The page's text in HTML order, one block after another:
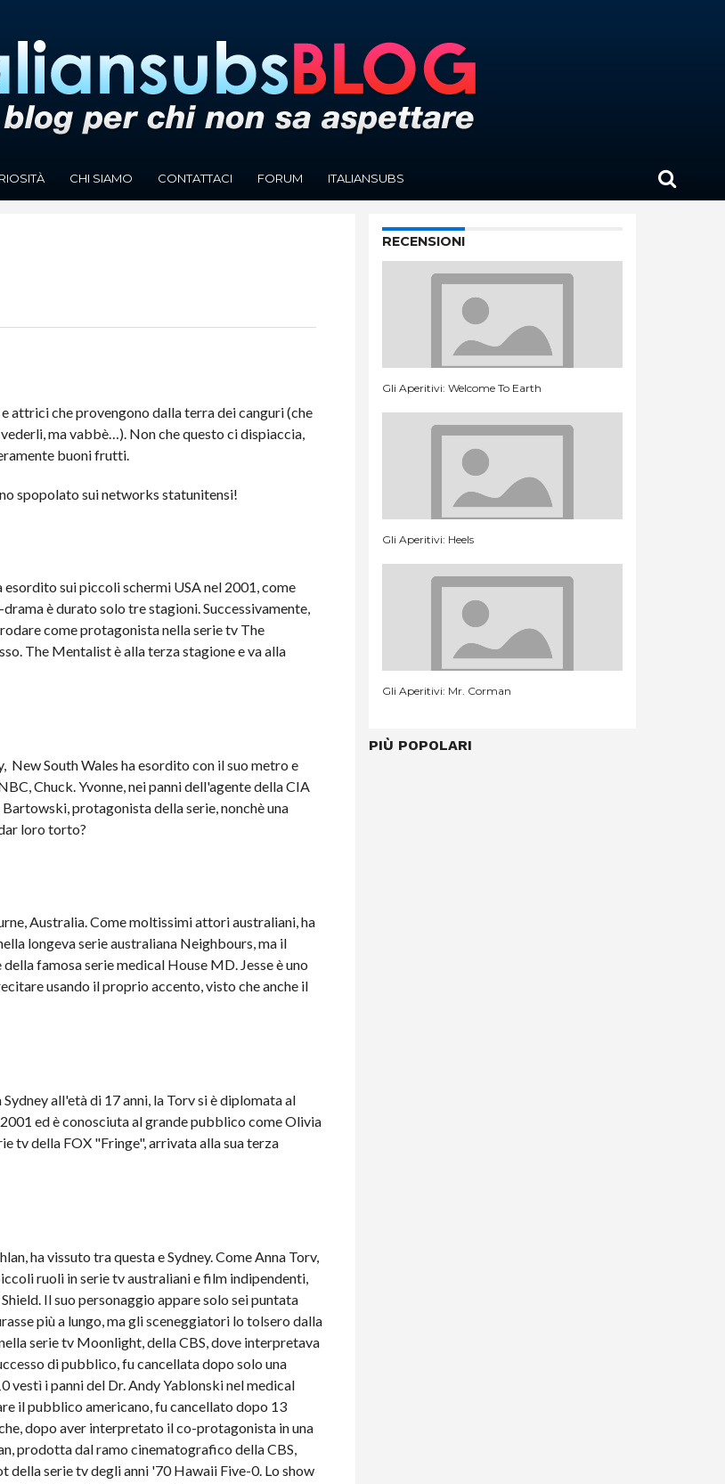
CHI SIAMO CONTATTACI FORUM ITALIANSUBS
attrici che provengono dalla terra dei canguri (che
ma vabbè…). Non che questo ci dispiaccia,
buoni frutti.
spopolato sui networks statunitensi!
sui piccoli schermi USA nel 2001, come
è durato solo tre stagioni. Successivamente,
come protagonista nella serie tv The
The Mentalist è alla terza stagione e va alla
New South Wales ha esordito con il suo metro e
Chuck. Yvonne, nei panni dell'agente della CIA
protagonista della serie, nonchè una
loro torto?
Australia. Come moltissimi attori australiani, ha
longeva serie australiana Neighbours, ma il
famosa serie medical House MD. Jesse è uno
usando il proprio accento, visto che anche il
all'età di 17 anni, la Torv si è diplomata al
ed è conosciuta al grande pubblico come Olivia
tv della FOX "Fringe", arrivata alla sua terza
ha vissuto tra questa e Sydney. Come Anna Torv,
ruoli in serie tv australiani e film indipendenti,
Il suo personaggio appare solo sei puntata
più a lungo, ma gli sceneggiatori lo tolsero dalla
serie tv Moonlight, della CBS, dove interpretava
di pubblico, fu cancellata dopo solo una
vestì i panni del Dr. Andy Yablonski nel medical
il pubblico americano, fu cancellato dopo 13
dopo aver interpretato il co-protagonista in una
prodotta dal ramo cinematografico della CBS,
serie tv degli anni '70 Hawaii Five-0. Lo show
RECENSIONI
Gli Aperitivi: Welcome To Earth
Gli Aperitivi: Heels
Gli Aperitivi: Mr. Corman
PIÙ POPOLARI